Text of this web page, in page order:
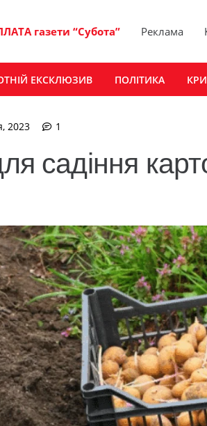
газети “Субота” Реклама
ЕКСКЛЮЗИВ ПОЛІТИКА
2023 1
садіння